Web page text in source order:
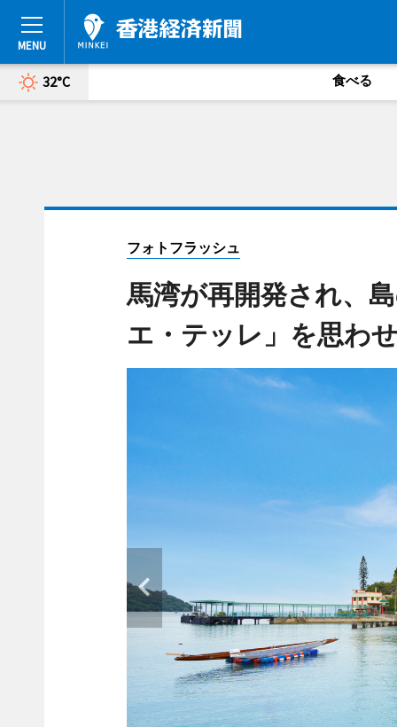
32°C 食べる
フォトフラッシュ
馬湾が再開発され、
エ・テッレ」を思わ